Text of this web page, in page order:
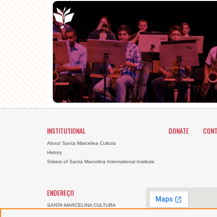
INSTITUTIONAL
About Santa Marcelina Cultura
History
Sisters of Santa Marcelina International Institute
DONATE
ENDEREÇO
SANTA MARCELINA CULTURA
Largo General Osório, 147 -